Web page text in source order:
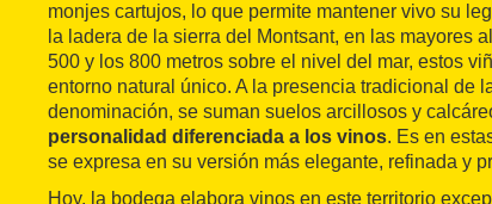
monjes cartujos, lo que permite mantener vivo su
la ladera de la sierra del Montsant, en las mayores
500 y los 800 metros sobre el nivel del mar, estos
entorno natural único. A la presencia tradicional de
denominación, se suman suelos arcillosos y
personalidad diferenciada a los vinos. Es en
se expresa en su versión más elegante, refinada y
Hoy, la bodega elabora vinos en este territorio